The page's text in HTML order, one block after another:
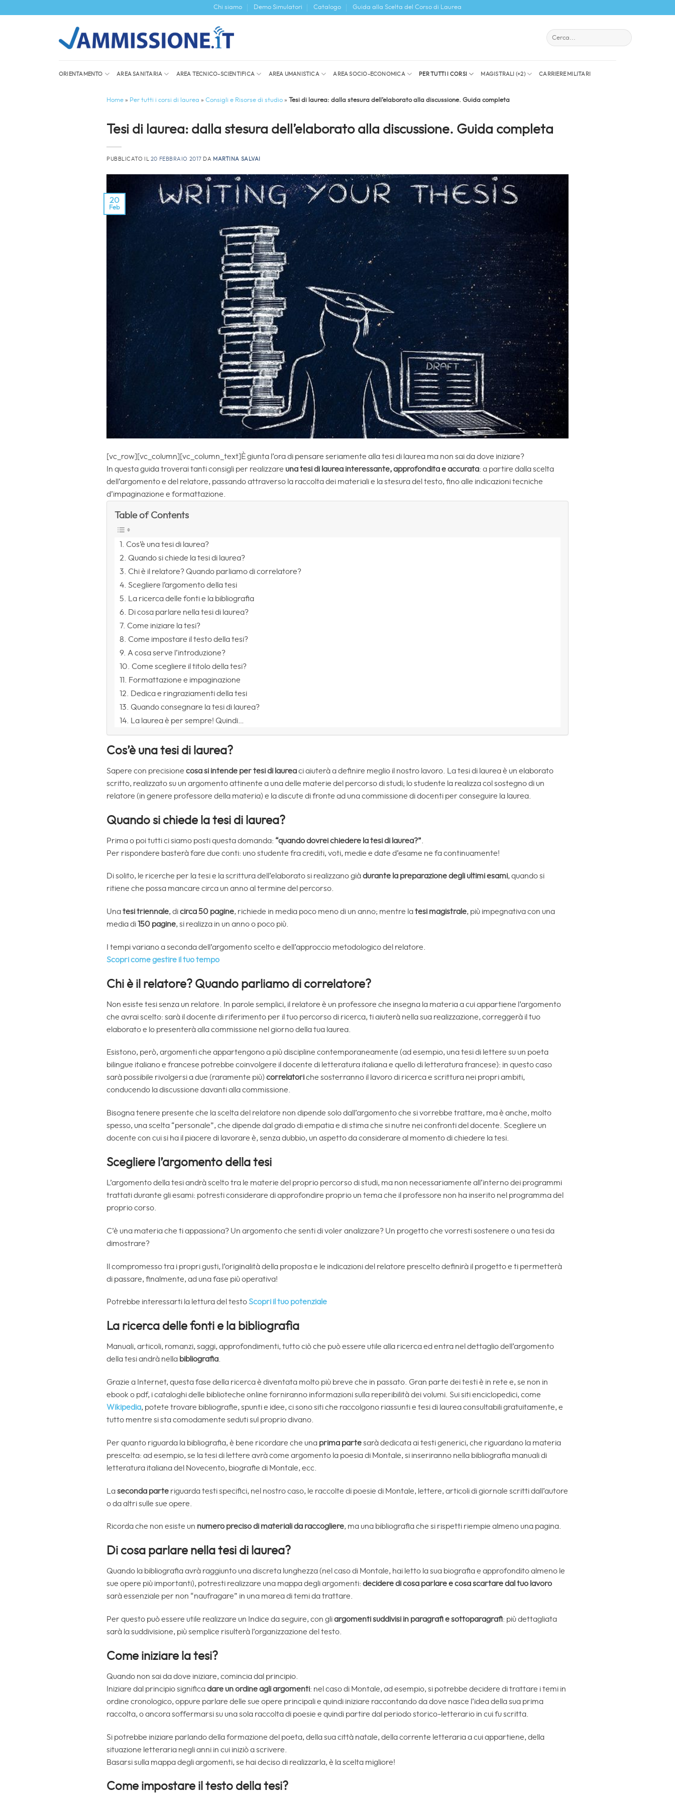
Chi siamo Demo Simulatori Catalogo Guida alla Scelta del Corso di Laurea
ORIENTAMENTO AREA SANITARIA AREA TECNICO-SCIENTIFICA AREA UMANISTICA AREA SOCIO-ECONOMICA PER TUTTI I CORSI MAGISTRALI (+2) CARRIERE MILITARI
Home » Per tutti i corsi di laurea » Consigli e Risorse di studio » Tesi di laurea: dalla stesura dell’elaborato alla discussione. Guida completa
Tesi di laurea: dalla stesura dell’elaborato alla discussione. Guida completa
PUBBLICATO IL 20 FEBBRAIO 2017 DA MARTINA SALVAI
20
Feb
[vc_row][vc_column][vc_column_text]È giunta l’ora di pensare seriamente alla tesi di laurea ma non sai da dove iniziare?
In questa guida troverai tanti consigli per realizzare una tesi di laurea interessante, approfondita e accurata: a partire dalla scelta
dell’argomento e del relatore, passando attraverso la raccolta dei materiali e la stesura del testo, fino alle indicazioni tecniche
d’impaginazione e formattazione.
Table of Contents
Cos’è una tesi di laurea?
Quando si chiede la tesi di laurea?
Chi è il relatore? Quando parliamo di correlatore?
Scegliere l’argomento della tesi
La ricerca delle fonti e la bibliografia
Di cosa parlare nella tesi di laurea?
Come iniziare la tesi?
Come impostare il testo della tesi?
A cosa serve l’introduzione?
Come scegliere il titolo della tesi?
Formattazione e impaginazione
Dedica e ringraziamenti della tesi
Quando consegnare la tesi di laurea?
La laurea è per sempre! Quindi…
Cos’è una tesi di laurea?
Sapere con precisione cosa si intende per tesi di laureaci aiuterà a definire meglio il nostro lavoro. La tesi di laurea è un elaborato
scritto, realizzato su un argomento attinente a una delle materie del percorso di studi; lo studente la realizza col sostegno di un
relatore (in genere professore della materia) e la discute di fronte ad una commissione di docenti per conseguire la laurea.
Quando si chiede la tesi di laurea?
Prima o poi tutti ci siamo posti questa domanda: “quando dovrei chiedere la tesi di laurea?”
Per rispondere basterà fare due conti: uno studente fra crediti, voti, medie e date d’esame ne fa continuamente!
Di solito, le ricerche per la tesi e la scrittura dell’elaborato si realizzano giàdurante la preparazione degli ultimi esami, quando si
ritiene che possa mancare circa un anno al termine del percorso.
Unatesi triennale, dicirca 50 pagine, richiede in media poco meno di un anno; mentre latesi magistrale, più impegnativa con una
media di150 pagine, si realizza in un anno o poco più.
I tempi variano a seconda dell’argomento scelto e dell’approccio metodologico del relatore.
Scopri come gestire il tuo tempo
Chi è il relatore? Quando parliamo di correlatore?
Non esiste tesi senza un relatore. In parole semplici, il relatore è un professore che insegna la materia a cui appartiene l’argomento
che avrai scelto: sarà il docente di riferimento per il tuo percorso di ricerca, ti aiuterà nella sua realizzazione, correggerà il tuo
elaborato e lo presenterà alla commissione nel giorno della tua laurea.
Esistono, però, argomenti che appartengono a più discipline contemporaneamente (ad esempio, una tesi di lettere su un poeta
bilingue italiano e francese potrebbe coinvolgere il docente di letteratura italiana e quello di letteratura francese): in questo caso
sarà possibile rivolgersi a due (raramente più) correlatoriche sosterranno il lavoro di ricerca e scrittura nei propri ambiti,
conducendo la discussione davanti alla commissione.
Bisogna tenere presente che la scelta del relatore non dipende solo dall’argomento che si vorrebbe trattare, ma è anche, molto
spesso, una scelta “personale”, che dipende dal grado di empatia e di stima che si nutre nei confronti del docente. Scegliere un
docente con cui si ha il piacere di lavorare è, senza dubbio, un aspetto da considerare al momento di chiedere la tesi.
Scegliere l’argomento della tesi
L’argomento della tesi andrà scelto tra le materie del proprio percorso di studi, ma non necessariamente all’interno dei programmi
trattati durante gli esami: potresti considerare di approfondire proprio un tema che il professore non ha inserito nel programma del
proprio corso.
C’è una materia che ti appassiona? Un argomento che senti di voler analizzare? Un progetto che vorresti sostenere o una tesi da
dimostrare?
Il compromesso tra i propri gusti, l’originalità della proposta e le indicazioni del relatore prescelto definirà il progetto e ti permetterà
di passare, finalmente, ad una fase più operativa!
Potrebbe interessarti la lettura del testoScopri il tuo potenziale
La ricerca delle fonti e la bibliografia
Manuali, articoli, romanzi, saggi, approfondimenti, tutto ciò che può essere utile alla ricerca ed entra nel dettaglio dell’argomento
della tesi andrà nella bibliografia.
Grazie a Internet, questa fase della ricerca è diventata molto più breve che in passato. Gran parte dei testi è in rete e, se non in
ebook o pdf, i cataloghi delle biblioteche online forniranno informazioni sulla reperibilità dei volumi. Sui siti enciclopedici, come
Wikipedia, potete trovare bibliografie, spunti e idee, ci sono siti che raccolgono riassunti e tesi di laurea consultabili gratuitamente, e
tutto mentre si sta comodamente seduti sul proprio divano.
Per quanto riguarda la bibliografia, è bene ricordare che una prima partesarà dedicata ai testi generici, che riguardano la materia
prescelta: ad esempio, se la tesi di lettere avrà come argomento la poesia di Montale, si inseriranno nella bibliografia manuali di
letteratura italiana del Novecento, biografie di Montale, ecc.
Laseconda parte riguarda testi specifici, nel nostro caso, le raccolte di poesie di Montale, lettere, articoli di giornale scritti dall’autore
o da altri sulle sue opere.
Ricorda che non esiste un numero preciso di materiali da raccogliere, ma una bibliografia che si rispetti riempie almeno una pagina.
Di cosa parlare nella tesi di laurea?
Quando la bibliografia avrà raggiunto una discreta lunghezza (nel caso di Montale, hai letto la sua biografia e approfondito almeno le
sue opere più importanti), potresti realizzare una mappa degli argomenti: decidere di cosa parlare e cosa scartare dal tuo lavoro
sarà essenziale per non “naufragare” in una marea di temi da trattare.
Per questo può essere utile realizzare un Indice da seguire, con gliargomenti suddivisi in paragrafi e sottoparagrafi: più dettagliata
sarà la suddivisione, più semplice risulterà l’organizzazione del testo.
Come iniziare la tesi?
Quando non sai da dove iniziare, comincia dal principio.
Iniziare dal principio significadare un ordine agli argomenti: nel caso di Montale, ad esempio, si potrebbe decidere di trattare i temi in
ordine cronologico, oppure parlare delle sue opere principali e quindi iniziare raccontando da dove nasce l’idea della sua prima
raccolta, o ancora soffermarsi su una sola raccolta di poesie e quindi partire dal periodo storico-letterario in cui fu scritta.
Si potrebbe iniziare parlando della formazione del poeta, della sua città natale, della corrente letteraria a cui appartiene, della
situazione letteraria negli anni in cui iniziò a scrivere.
Basarsi sulla mappa degli argomenti, se hai deciso di realizzarla, è la scelta migliore!
Come impostare il testo della tesi?